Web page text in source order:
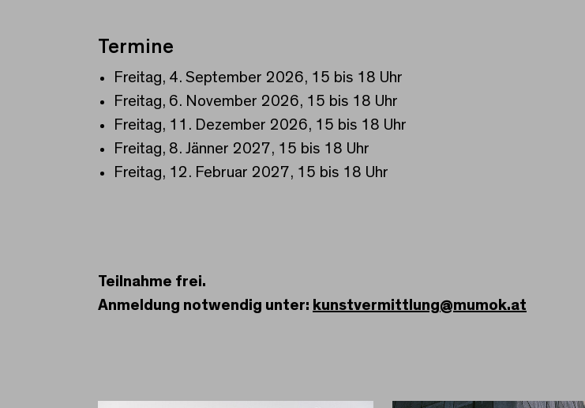
Termine
Freitag, 4. September 2026, 15 bis 18 Uhr
Freitag, 6. November 2026, 15 bis 18 Uhr
Freitag, 11. Dezember 2026, 15 bis 18 Uhr
Freitag, 8. Jänner 2027, 15 bis 18 Uhr
Freitag, 12. Februar 2027, 15 bis 18 Uhr
Teilnahme frei.
Anmeldung notwendig unter: kunstvermittlung@mumok.at